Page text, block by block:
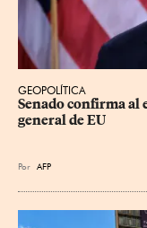
GEOPOLÍTICA
Senado confirma al
general de EU
Por AFP